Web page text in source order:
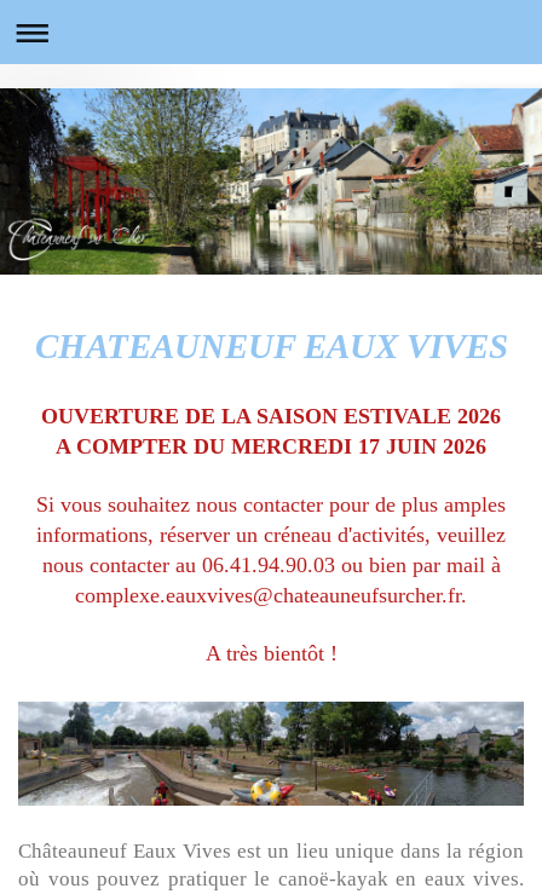
CHATEAUNEUF EAUX VIVES
OUVERTURE DE LA SAISON ESTIVALE 2026
A COMPTER DU MERCREDI 17 JUIN 2026
Si vous souhaitez nous contacter pour de plus amples
informations, réserver un créneau d'activités, veuillez
nous contacter au 06.41.94.90.03 ou bien par mail à
complexe.eauxvives@chateauneufsurcher.fr.
A très bientôt !
Châteauneuf Eaux Vives est un lieu unique dans la région
où vous pouvez pratiquer le canoë-kayak en eaux vives.